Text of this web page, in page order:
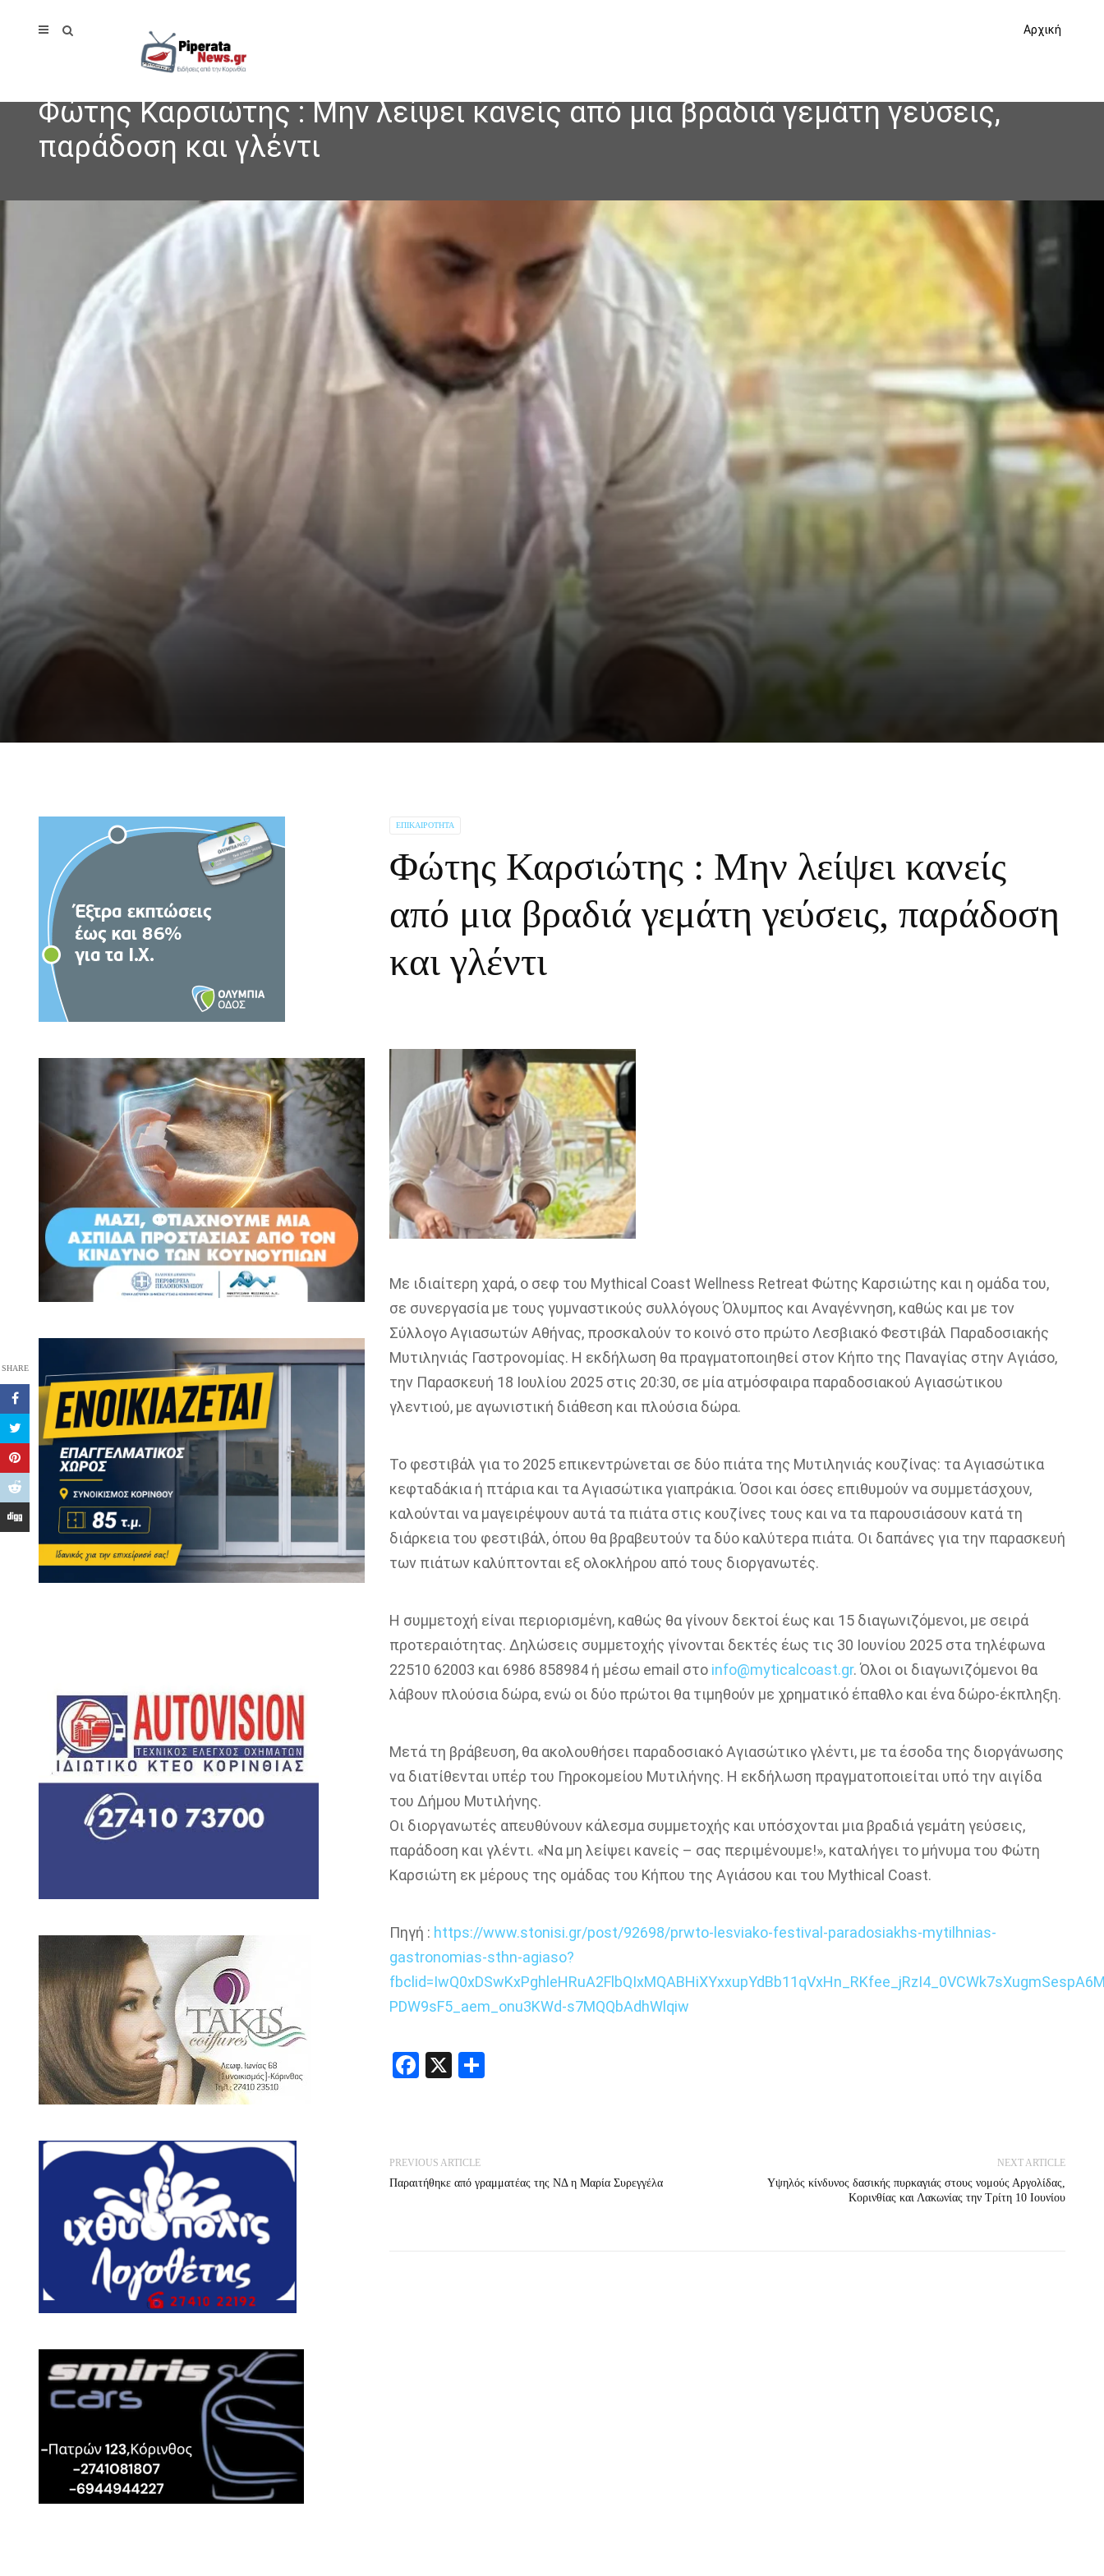
Αρχική
Φώτης Καρσιώτης : Μην λείψει κανείς από μια βραδιά γεμάτη γεύσεις,
παράδοση και γλέντι
ΕΠΙΚΑΙΡΌΤΗΤΑ
Φώτης Καρσιώτης : Μην λείψει κανείς
από μια βραδιά γεμάτη γεύσεις, παράδοση
και γλέντι
SHARE
Με ιδιαίτερη χαρά, ο σεφ του Mythical Coast Wellness Retreat Φώτης Καρσιώτης και η ομάδα του,
σε συνεργασία με τους γυμναστικούς συλλόγους Όλυμπος και Αναγέννηση, καθώς και με τον
Σύλλογο Αγιασωτών Αθήνας, προσκαλούν το κοινό στο πρώτο Λεσβιακό Φεστιβάλ Παραδοσιακής
Μυτιληνιάς Γαστρονομίας. Η εκδήλωση θα πραγματοποιηθεί στον Κήπο της Παναγίας στην Αγιάσο,
την Παρασκευή 18 Ιουλίου 2025 στις 20:30, σε μία ατμόσφαιρα παραδοσιακού Αγιασώτικου
γλεντιού, με αγωνιστική διάθεση και πλούσια δώρα.
Το φεστιβάλ για το 2025 επικεντρώνεται σε δύο πιάτα της Μυτιληνιάς κουζίνας: τα Αγιασώτικα
κεφταδάκια ή πτάρια και τα Αγιασώτικα γιαπράκια. Όσοι και όσες επιθυμούν να συμμετάσχουν,
καλούνται να μαγειρέψουν αυτά τα πιάτα στις κουζίνες τους και να τα παρουσιάσουν κατά τη
διάρκεια του φεστιβάλ, όπου θα βραβευτούν τα δύο καλύτερα πιάτα. Οι δαπάνες για την παρασκευή
των πιάτων καλύπτονται εξ ολοκλήρου από τους διοργανωτές.
Η συμμετοχή είναι περιορισμένη, καθώς θα γίνουν δεκτοί έως και 15 διαγωνιζόμενοι, με σειρά
προτεραιότητας. Δηλώσεις συμμετοχής γίνονται δεκτές έως τις 30 Ιουνίου 2025 στα τηλέφωνα
22510 62003 και 6986 858984 ή μέσω email στο info@myticalcoast.gr. Όλοι οι διαγωνιζόμενοι θα
λάβουν πλούσια δώρα, ενώ οι δύο πρώτοι θα τιμηθούν με χρηματικό έπαθλο και ένα δώρο-έκπληξη.
Μετά τη βράβευση, θα ακολουθήσει παραδοσιακό Αγιασώτικο γλέντι, με τα έσοδα της διοργάνωσης
να διατίθενται υπέρ του Γηροκομείου Μυτιλήνης. Η εκδήλωση πραγματοποιείται υπό την αιγίδα
του Δήμου Μυτιλήνης.
Οι διοργανωτές απευθύνουν κάλεσμα συμμετοχής και υπόσχονται μια βραδιά γεμάτη γεύσεις,
παράδοση και γλέντι. «Να μη λείψει κανείς – σας περιμένουμε!», καταλήγει το μήνυμα του Φώτη
Καρσιώτη εκ μέρους της ομάδας του Κήπου της Αγιάσου και του Mythical Coast.
Πηγή : https://www.stonisi.gr/post/92698/prwto-lesviako-festival-paradosiakhs-mytilhnias-
gastronomias-sthn-agiaso?
PDW9sF5_aem_onu3KWd-s7MQQbAdhWlqiw
Facebook
X Share
PREVIOUS ARTICLE
Παραιτήθηκε από γραμματέας της ΝΔ η Μαρία Συρεγγέλα
NEXT ARTICLE
Υψηλός κίνδυνος δασικής πυρκαγιάς στους νομούς Αργολίδας,
Κορινθίας και Λακωνίας την Τρίτη 10 Ιουνίου